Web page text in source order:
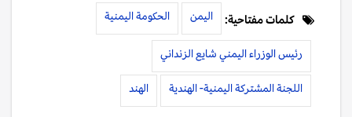
كلمات مفتاحية: اليمن الحكومة اليمنية
رئيس الوزراء اليمني شايع الزنداني
اللجنة المشتركة اليمنية- الهندية الهند